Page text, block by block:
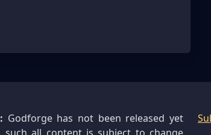
Godforge has not been released yet